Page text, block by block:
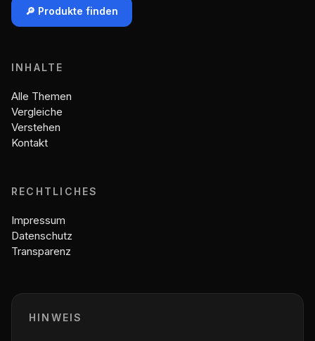
🔎 Produkte finden
INHALTE
Alle Themen
Vergleiche
Verstehen
Kontakt
RECHTLICHES
Impressum
Datenschutz
Transparenz
HINWEIS